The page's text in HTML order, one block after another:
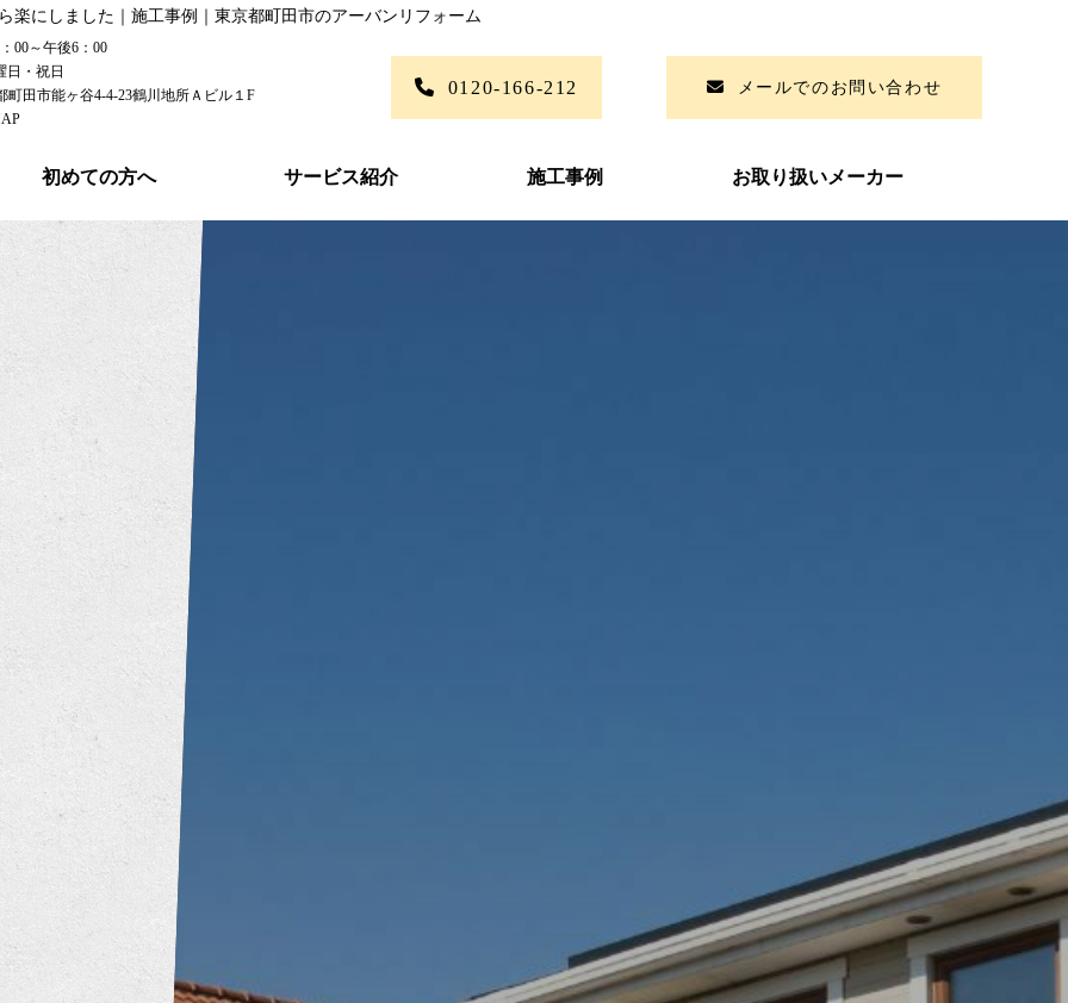
にしました｜施工事例｜東京都町田市のアーバンリフォーム
00～午後6：00
日・祝日
町田市能ヶ谷4-4-23鶴川地所Ａビル１F
0120-166-212 メールでのお問い合わせ
初めての方へ サービス紹介 施工事例 お取り扱いメーカー